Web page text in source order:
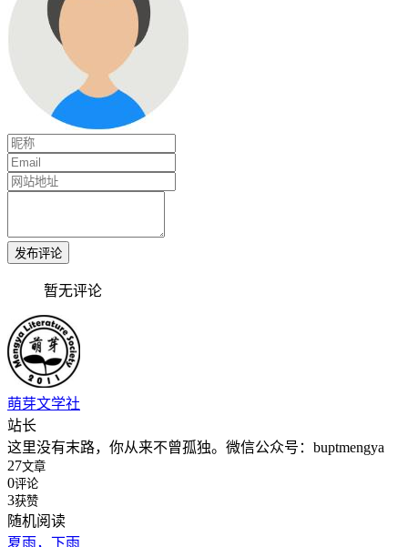
发布评论
暂无评论
萌芽文学社
站长
这里没有末路，你从来不曾孤独。微信公众号：buptmengya
27文章
0评论
3获赞
随机阅读
夏雨，下雨